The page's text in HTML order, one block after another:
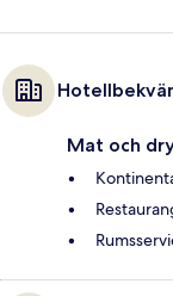
Mat och